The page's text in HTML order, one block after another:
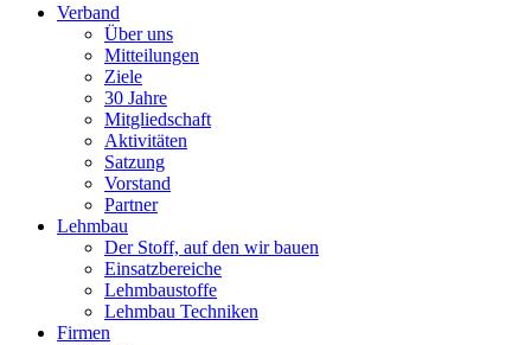
Verband
Über uns
Mitteilungen
Ziele
30 Jahre
Mitgliedschaft
Aktivitäten
Satzung
Vorstand
Partner
Lehmbau
Der Stoff, auf den wir bauen
Einsatzbereiche
Lehmbaustoffe
Lehmbau Techniken
Firmen